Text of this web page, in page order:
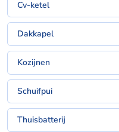
Cv-ketel
Dakkapel
Kozijnen
Schuifpui
Thuisbatterij